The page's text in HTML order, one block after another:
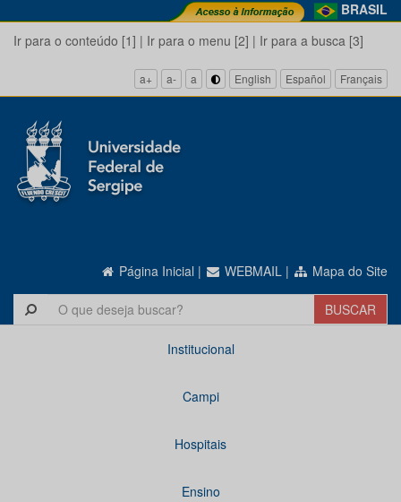
BRASIL
Ir para o conteúdo [1] | Ir para o menu [2] | Ir para a busca [3]
a+ a- a English Español Français
Página Inicial | WEBMAIL | Mapa do Site
Institucional
Campi
Hospitais
Ensino